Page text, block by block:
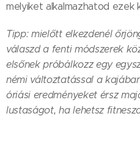
melyiket alkalmazhatod ezek
Tipp: mielőtt elkezdenél
válaszd a fenti módszerek
elsőnek próbálkozz egy
némi változtatással a
óriási eredményeket érsz
lustaságot, ha lehetsz